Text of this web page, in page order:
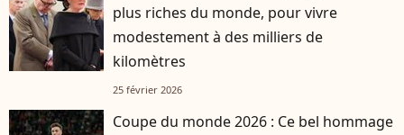
plus riches du monde, pour vivre
modestement à des milliers de
kilomètres
25 février 2026
Coupe du monde 2026 : Ce bel hommage